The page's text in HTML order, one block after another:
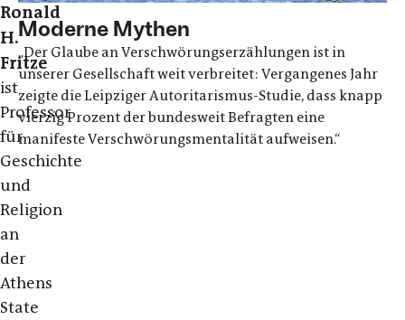
Ronald
H.
Fritze
ist
Professor
für
Geschichte
und
Religion
an
der
Athens
State
Moderne Mythen
„Der Glaube an Verschwörungserzählungen ist in
unserer Gesellschaft weit verbreitet: Vergangenes Jahr
zeigte die Leipziger Autoritarismus-Studie, dass knapp
vierzig Prozent der bundesweit Befragten eine
manifeste Verschwörungsmentalität aufweisen.“